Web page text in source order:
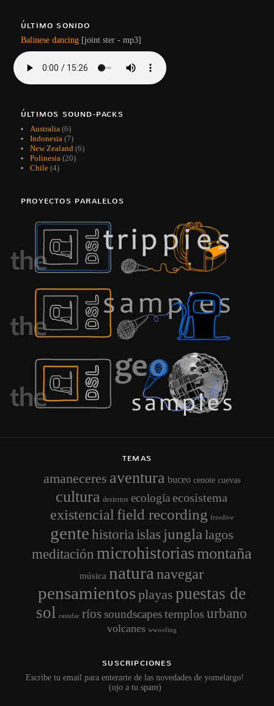
ÚLTIMO SONIDO
Balinese dancing [joint ster - mp3]
ÚLTIMOS SOUND-PACKS
Australia (6)
Indonesia (7)
New Zealand (6)
Polinesia (20)
Chile (4)
PROYECTOS PARALELOS
TEMAS
amaneceres aventura buceo cenote cuevas
cultura desiertos ecología ecosistema
existencial field recording freedive
gentehistoria islas jungla lagos
meditación microhistoriasmontaña
música natura navegar
pensamientos playas puestas de
sol rastafar ríos soundscapestemplos urbano
volcanes wwoofing
SUSCRIPCIONES
Escribe tu email para enterarte de las novedades de yomelargo!
(ojo a tu spam)